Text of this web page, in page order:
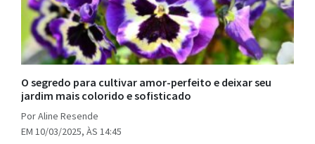
O segredo para cultivar amor-perfeito e deixar seu
jardim mais colorido e sofisticado
Por Aline Resende
EM 10/03/2025, ÀS 14:45